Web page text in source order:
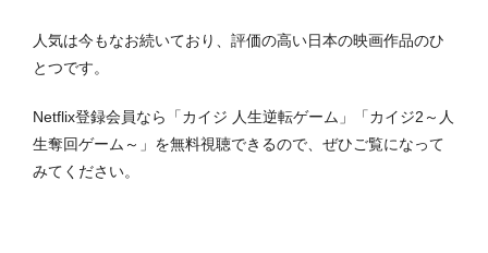
人気は今もなお続いており、評価の高い日本の映画作品のひ
とつです。
Netflix登録会員なら「カイジ 人生逆転ゲーム」「カイジ2～人
生奪回ゲーム～」を無料視聴できるので、ぜひご覧になって
みてください。